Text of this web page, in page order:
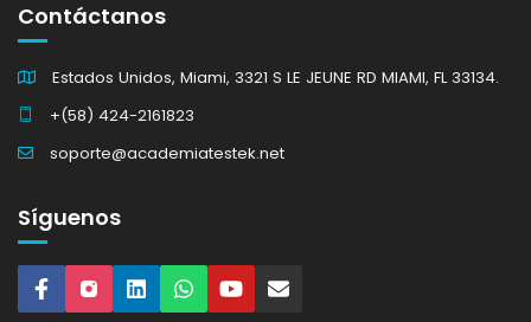
Contáctanos
Estados Unidos, Miami, 3321 S LE JEUNE RD MIAMI, FL 33134.
+(58) 424-2161823
soporte@academiatestek.net
Síguenos